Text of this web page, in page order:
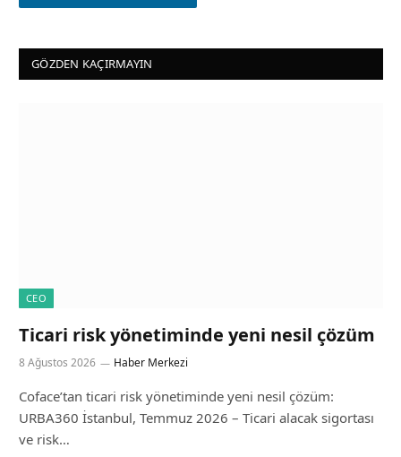
GÖZDEN KAÇIRMAYIN
CEO
Ticari risk yönetiminde yeni nesil çözüm
8 Ağustos 2026 Haber Merkezi
Coface’tan ticari risk yönetiminde yeni nesil çözüm:
URBA360 İstanbul, Temmuz 2026 – Ticari alacak sigortası
ve risk…